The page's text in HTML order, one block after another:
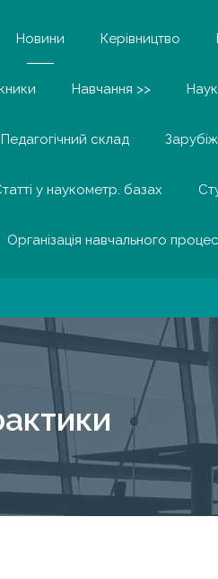
Новини Керівництво
Навчання >>
Педагогічний склад
у наукометр. базах
Організація навчального